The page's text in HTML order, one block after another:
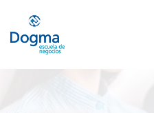
próximos